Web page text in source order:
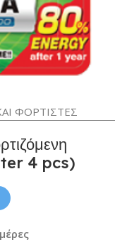
ΦΟΡΤΙΣΤΕΣ
4 pcs)